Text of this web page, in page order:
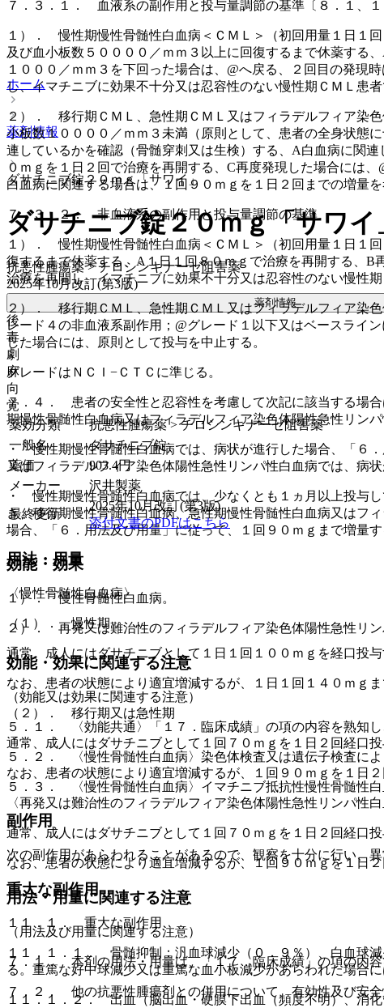
７．３．１． 血液系の副作用と投与量調節の基準〔８．１、１
１）． 慢性期慢性骨髄性白血病＜ＣＭＬ＞（初回用量１日１
及び血小板数５００００／ｍｍ３以上に回復するまで休薬する
１０００／ｍｍ３を下回った場合は、@へ戻る、２回目の発現
し、イマチニブに効果不十分又は忍容性のない慢性期ＣＭＬ患者
２）． 移行期ＣＭＬ、急性期ＣＭＬ又はフィラデルフィア染
小板数１００００／ｍｍ３未満（原則として、患者の全身状態
連しているかを確認（骨髄穿刺又は生検）する、A白血病に関
０ｍｇを１日２回で治療を再開する、C再度発現した場合には
白血病に関連する場合は、１回９０ｍｇを１日２回までの増量を
７．３．２． 非血液系の副作用と投与量調節の基準
１）． 慢性期慢性骨髄性白血病＜ＣＭＬ＞（初回用量１日１
復するまで休薬する、A１日１回８０ｍｇで治療を再開する、
治療を再開し、イマチニブに効果不十分又は忍容性のない慢性
２）． 移行期ＣＭＬ、急性期ＣＭＬ又はフィラデルフィア染
レード４の非血液系副作用；@グレード１以下又はベースライ
した場合には、原則として投与を中止する。
グレードはＮＣＩ−ＣＴＣに準じる。
７．４． 患者の安全性と忍容性を考慮して次記に該当する場
期慢性骨髄性白血病又はフィラデルフィア染色体陽性急性リン
・ 慢性期慢性骨髄性白血病では、病状が進行した場合、「６
又はフィラデルフィア染色体陽性急性リンパ性白血病では、病
・ 慢性期慢性骨髄性白血病では、少なくとも１ヵ月以上投与
き、移行期慢性骨髄性白血病、急性期慢性骨髄性白血病又はフ
場合、「６．用法及び用量」に従って、１回９０ｍｇまで増量す
効能・効果
１）． 慢性骨髄性白血病。
２）． 再発又は難治性のフィラデルフィア染色体陽性急性リン
効能・効果に関連する注意
（効能又は効果に関連する注意）
５．１． 〈効能共通〉「１７．臨床成績」の項の内容を熟知
５．２． 〈慢性骨髄性白血病〉染色体検査又は遺伝子検査に
５．３． 〈慢性骨髄性白血病〉イマチニブ抵抗性慢性骨髄性
副作用
次の副作用があらわれることがあるので、観察を十分に行い、
重大な副作用
１１．１． 重大な副作用
１１．１．１． 骨髄抑制：汎血球減少（０．９％）、白血球
る。重篤な好中球減少又は重篤な血小板減少があらわれた場合
１１．１．２． 出血（脳出血・硬膜下出血（頻度不明）、消
ホーム
薬剤情報
ダサチニブ錠２０ｍｇ「サワイ」
ダサチニブ錠２０ｍｇ「サワイ
抗悪性腫瘍薬 > チロシンキナーゼ阻害薬
2025年10月改訂(第3版)
薬剤情報
後
毒
劇
麻
向
覚
薬効分類
抗悪性腫瘍薬 > チロシンキナーゼ阻害薬
一般名
ダサチニブ錠
薬価
903.4円
メーカー
沢井製薬
最終更新
2025年10月改訂(第3版)
添付文書のPDFはこちら
用法・用量
〈慢性骨髄性白血病〉
（１）． 慢性期
通常、成人にはダサチニブとして１日１回１００ｍｇを経口投与
なお、患者の状態により適宜増減するが、１日１回１４０ｍｇま
（２）． 移行期又は急性期
通常、成人にはダサチニブとして１回７０ｍｇを１日２回経口投
なお、患者の状態により適宜増減するが、１回９０ｍｇを１日２
〈再発又は難治性のフィラデルフィア染色体陽性急性リンパ性白
通常、成人にはダサチニブとして１回７０ｍｇを１日２回経口投
なお、患者の状態により適宜増減するが、１回９０ｍｇを１日
用法・用量に関連する注意
（用法及び用量に関連する注意）
７．１． 本剤の用法・用量は、「１７．臨床成績」の項の内
７．２． 他の抗悪性腫瘍剤との併用について、有効性及び安全